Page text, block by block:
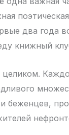
два года
книжный
беженцев,